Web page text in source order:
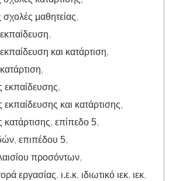
σχολές μαθητείας,
,
και κατάρτιση,
,
εκπαίδευσης,
εκπαίδευσης και κατάρτισης,
κατάρτισης, επίπεδο 5,
, επιπέδου 5,
προσόντων,
εργασίας, ι.ε.κ, ιδιωτικό ιεκ, ιεκ,